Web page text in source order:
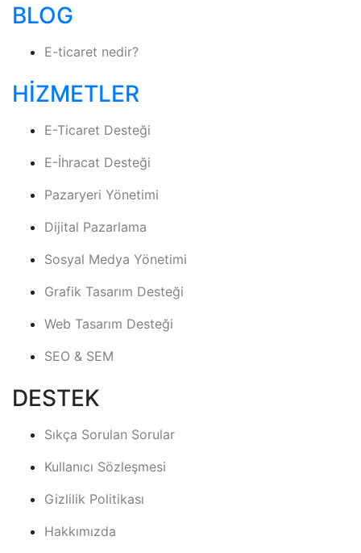
BLOG
E-ticaret nedir?
HIZMETLER
E-Ticaret Desteği
E-İhracat Desteği
Pazaryeri Yönetimi
Dijital Pazarlama
Sosyal Medya Yönetimi
Grafik Tasarım Desteği
Web Tasarım Desteği
SEO & SEM
DESTEK
Sıkça Sorulan Sorular
Kullanıcı Sözleşmesi
Gizlilik Politikası
Hakkımızda